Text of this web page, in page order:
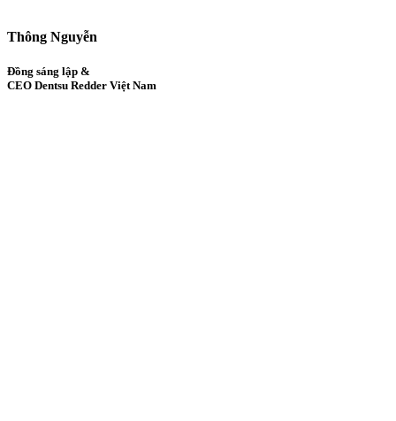
Thông Nguyễn
Đồng sáng lập &
CEO Dentsu Redder Việt Nam